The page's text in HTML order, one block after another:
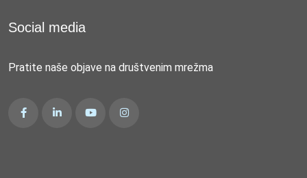
Social media
Pratite naše objave na društvenim mrežma